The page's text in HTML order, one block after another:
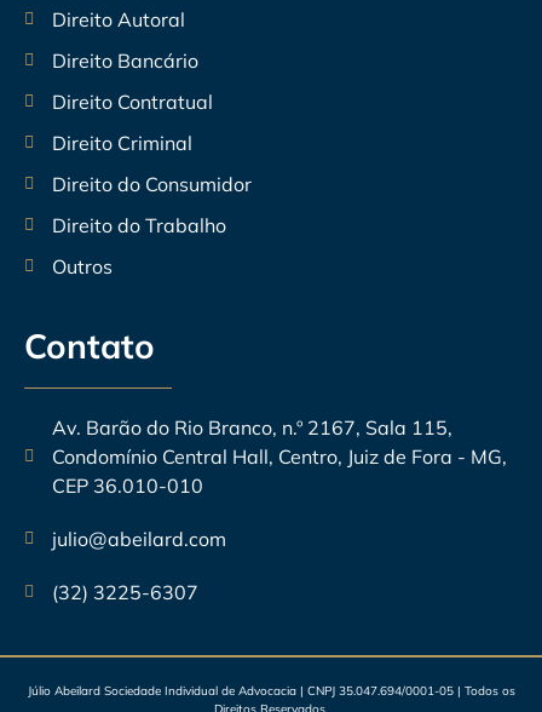
Direito Autoral
Direito Bancário
Direito Contratual
Direito Criminal
Direito do Consumidor
Direito do Trabalho
Outros
Contato
Av. Barão do Rio Branco, n.º 2167, Sala 115,
Condomínio Central Hall, Centro, Juiz de Fora - MG,
CEP 36.010-010
julio@abeilard.com
(32) 3225-6307
Júlio Abeilard Sociedade Individual de Advocacia | CNPJ 35.047.694/0001-05| Todos os